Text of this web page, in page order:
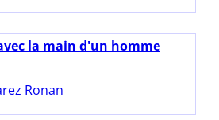
la main d'un homme
Ronan